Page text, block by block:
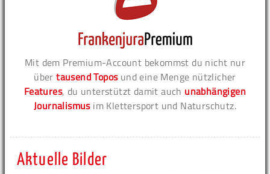
Mit dem Premium-Account bekommst du nicht nur
übertausend Toposund eine Menge nützlicher
Features, du unterstützt damit auch unabhängigen
Journalismusim Klettersport und Naturschutz.
Aktuelle Bilder